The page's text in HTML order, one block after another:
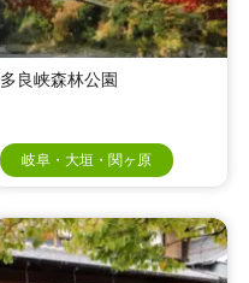
多良峡森林公園
岐阜・大垣・関ヶ原